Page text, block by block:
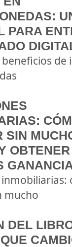
PARA
de
SIN
OBTENER
mucho
DEL